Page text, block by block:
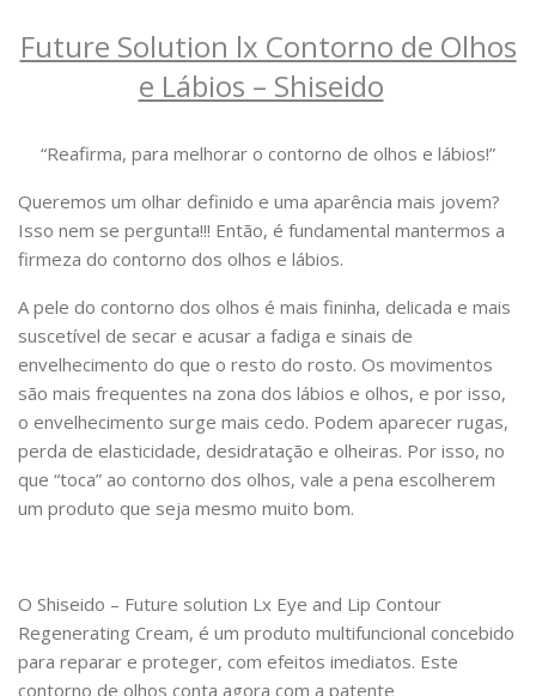
Future Solution lx Contorno de Olhos
e Lábios – Shiseido
“Reafirma, para melhorar o contorno de olhos e lábios!”
Queremos um olhar definido e uma aparência mais jovem?
Isso nem se pergunta!!! Então, é fundamental mantermos a
firmeza do contorno dos olhos e lábios.
A pele do contorno dos olhos é mais fininha, delicada e mais
suscetível de secar e acusar a fadiga e sinais de
envelhecimento do que o resto do rosto. Os movimentos
são mais frequentes na zona dos lábios e olhos, e por isso,
o envelhecimento surge mais cedo. Podem aparecer rugas,
perda de elasticidade, desidratação e olheiras. Por isso, no
que “toca” ao contorno dos olhos, vale a pena escolherem
um produto que seja mesmo muito bom.
O Shiseido – Future solution Lx Eye and Lip Contour
Regenerating Cream, é um produto multifuncional concebido
para reparar e proteger, com efeitos imediatos. Este
contorno de olhos conta agora com a patente